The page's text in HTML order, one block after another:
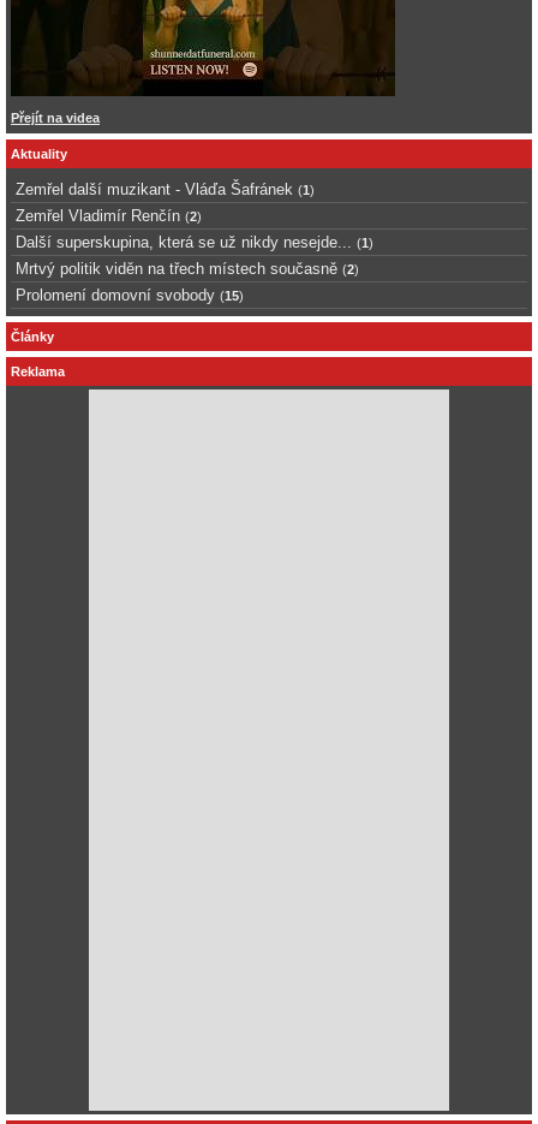
Přejít na videa
Aktuality
Zemřel další muzikant - Vláďa Šafránek (1)
Zemřel Vladimír Renčín (2)
Další superskupina, která se už nikdy nesejde... (1)
Mrtvý politik viděn na třech místech současně (2)
Prolomení domovní svobody (15)
Články
Reklama